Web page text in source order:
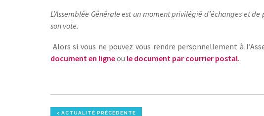
L’Assemblée Générale est un moment privilégié d’échanges et
son vote.
Alors si vous ne pouvez vous rendre personnellement à
document en ligneou le document par courrier postal.
< ACTUALITÉ PRÉCÉDENTE